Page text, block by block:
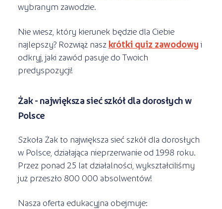
wybranym zawodzie.
Nie wiesz, który kierunek będzie dla Ciebie
najlepszy? Rozwiąż nasz krótki quiz zawodowyi
odkryj, jaki zawód pasuje do Twoich
predyspozycji!
Żak - największa sieć szkół dla dorosłych w
Polsce
Szkoła Żak to największa sieć szkół dla dorosłych
w Polsce, działająca nieprzerwanie od 1998 roku.
Przez ponad 25 lat działalności, wykształciliśmy
już przeszło 800 000 absolwentów!
Nasza oferta edukacyjna obejmuje: